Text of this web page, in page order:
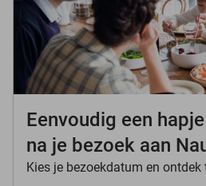
Eenvoudig een
na je bezoek aan
Kies je bezoekdatum en